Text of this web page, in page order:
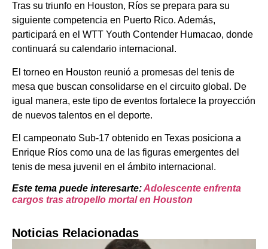
Tras su triunfo en Houston, Ríos se prepara para su
siguiente competencia en Puerto Rico. Además,
participará en el WTT Youth Contender Humacao, donde
continuará su calendario internacional.
El torneo en Houston reunió a promesas del tenis de
mesa que buscan consolidarse en el circuito global. De
igual manera, este tipo de eventos fortalece la proyección
de nuevos talentos en el deporte.
El campeonato Sub-17 obtenido en Texas posiciona a
Enrique Ríos como una de las figuras emergentes del
tenis de mesa juvenil en el ámbito internacional.
Este tema puede interesarte:Adolescente enfrenta
cargos tras atropello mortal en Houston
Noticias Relacionadas